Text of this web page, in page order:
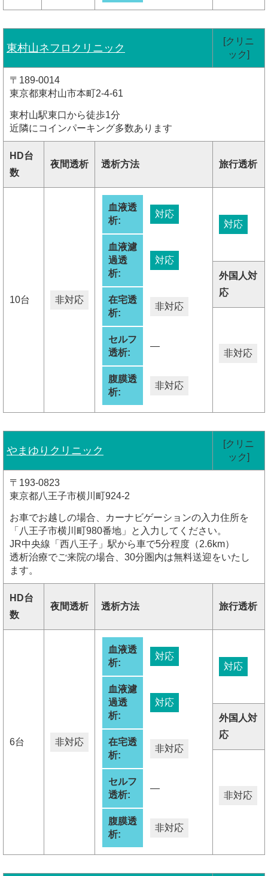
東村山ネフロクリニック
[クリニ
ック]
〒189-0014
東京都東村山市本町2-4-61
東村山駅東口から徒歩1分
近隣にコインパーキング多数あります
HD台
数
夜間透析 透析方法 旅行透析
10台 非対応
血液透
析:
対応
血液濾
過透
析:
対応
在宅透
析:
非対応
セルフ
透析:
―
腹膜透
析:
非対応
対応
外国人対
応
非対応
やまゆりクリニック
[クリニ
ック]
〒193-0823
東京都八王子市横川町924-2
お車でお越しの場合、カーナビゲーションの入力住所を
「八王子市横川町980番地」と入力してください。
JR中央線「西八王子」駅から車で5分程度（2.6km）
透析治療でご来院の場合、30分圏内は無料送迎をいたし
ます。
HD台
数
夜間透析 透析方法 旅行透析
6台 非対応
血液透
析:
対応
血液濾
過透
析:
対応
在宅透
析:
非対応
セルフ
透析:
―
腹膜透
析:
非対応
対応
外国人対
応
非対応